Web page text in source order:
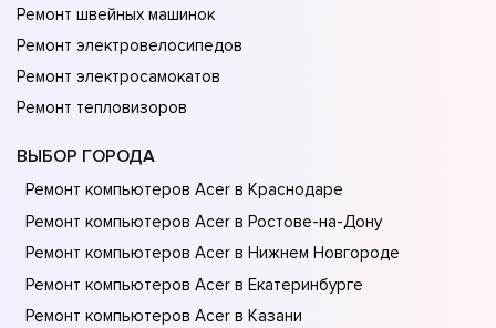
Ремонт швейных машинок
Ремонт электровелосипедов
Ремонт электросамокатов
Ремонт тепловизоров
ВЫБОР ГОРОДА
Ремонт компьютеров Acer в Краснодаре
Ремонт компьютеров Acer в Ростове-на-Донy
Ремонт компьютеров Acer в Нижнем Новгороде
Ремонт компьютеров Acer в Екатеринбурге
Ремонт компьютеров Acer в Казани